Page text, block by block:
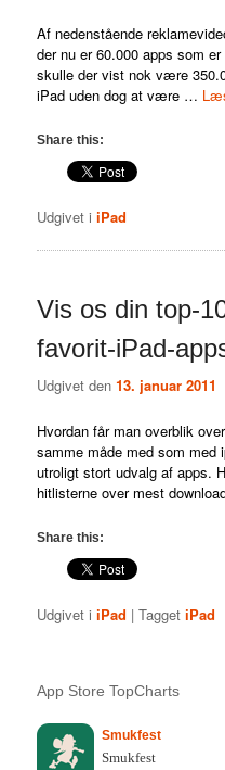
Af nedenstående
der nu er 60.000 apps som
skulle der vist nok være
iPad uden dog at være …
Share this:
Udgivet i iPad
Vis os din top-
favorit-iPad-
Udgivet den13. januar 2011
Hvordan får man overblik
samme måde med som med
utroligt stort udvalg af apps.
hitlisterne over mest
Share this:
Udgivet i iPad |Tagget iPad
App Store TopCharts
Smukfest
Smukfest